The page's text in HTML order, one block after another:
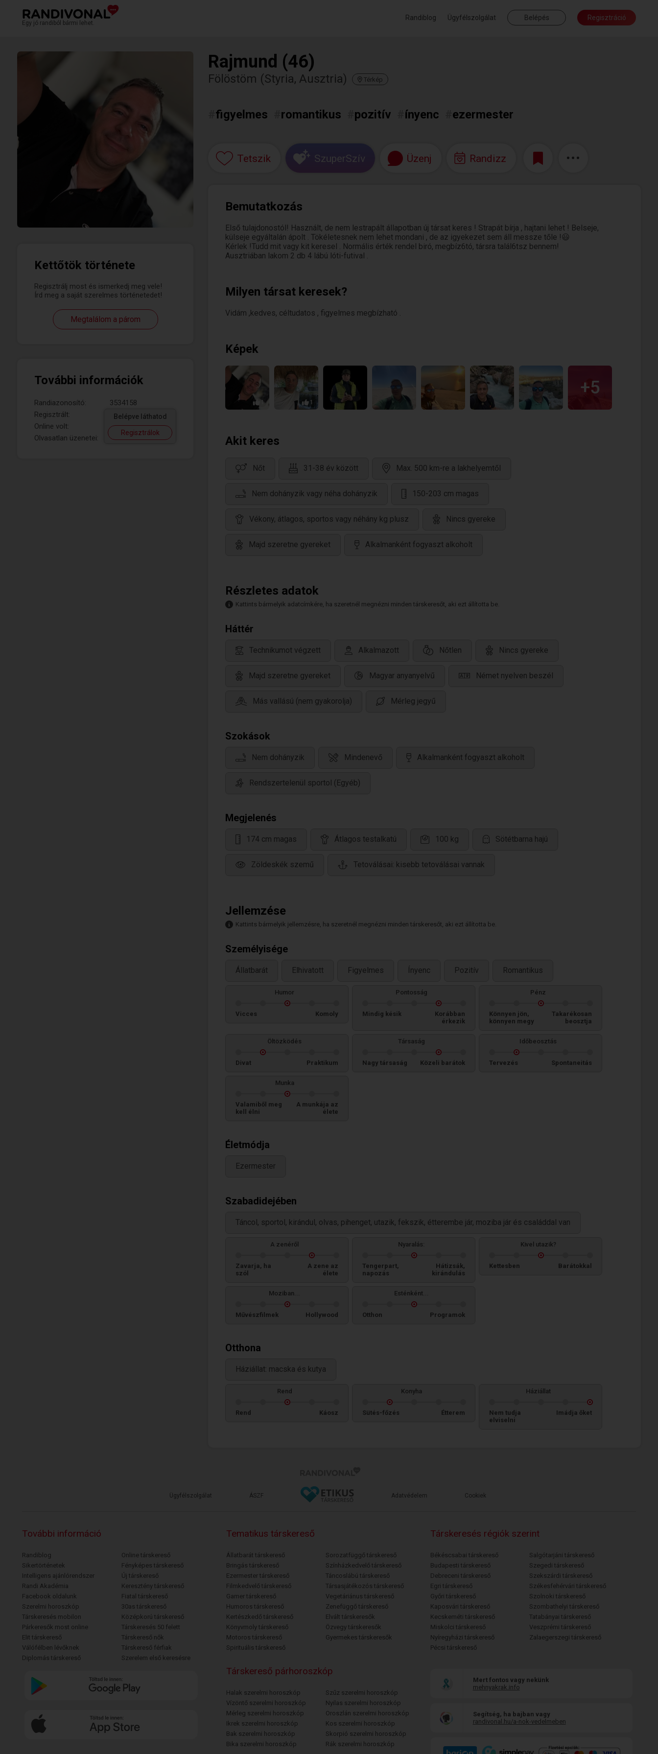
Egy jó randiból bármi lehet.
Randiblog Ügyfélszolgálat Belépés Regisztráció
Kettőtök története
Regisztrálj most és ismerkedj meg vele!
Írd meg a saját szerelmes történetedet!
Megtalálom a párom
További információk
Randiazonosító:
3534158
Regisztrált:
Online volt:
Olvasatlan üzenetei:
Belépve láthatod
Regisztrálok
Rajmund (46)
Fölöstöm (Styria, Ausztria) Térkép
figyelmes romantikus pozitív ínyenc ezermester
Tetszik SzuperSzív Üzenj Randizz
Bemutatkozás
Első tulajdonostól! Használt, de nem lestrapált állapotban új társat keres ! Strapát bírja , hajtani lehet ! Belseje,
külseje egyáltalán ápolt . Tökéletesnek nem lehet mondani , de az igyekezet sem áll messze tőle !😃
Kérlek !Tudd mit vagy kit keresel . Normális érték rendel biró, megbíz6tó, társra talál6tsz bennem!
Ausztriában lakom 2 db 4 lábú lóti-futival .
Milyen társat keresek?
Vidám ,kedves, céltudatos , figyelmes megbízható .
Képek
1 1
+5
Akit keres
Nőt 31-38 év között Max. 500 km-re a lakhelyemtől
Nem dohányzik vagy néha dohányzik 150-203 cm magas
Vékony, átlagos, sportos vagy néhány kg plusz Nincs gyereke
Majd szeretne gyereket Alkalmanként fogyaszt alkoholt
Részletes adatok
Kattints bármelyik adatcímkére, ha szeretnél megnézni minden társkeresőt, aki ezt állította be.
Háttér
Technikumot végzett Alkalmazott Nőtlen Nincs gyereke
Majd szeretne gyereket Magyar anyanyelvű Német nyelven beszél
Más vallású (nem gyakorolja) Mérleg jegyű
Szokások
Nem dohányzik Mindenevő Alkalmanként fogyaszt alkoholt
Rendszertelenül sportol (Egyéb)
Megjelenés
174 cm magas Átlagos testalkatú 100 kg Sötétbarna hajú
Zöldeskék szemű Tetoválásai: kisebb tetoválásai vannak
Jellemzése
Kattints bármelyik jellemzésre, ha szeretnél megnézni minden társkeresőt, aki ezt állította be.
Személyisége
Állatbarát Elhivatott Figyelmes Ínyenc Pozitív Romantikus
Humor
Vicces Komoly
Pontosság
Mindig késik
Korábban
érkezik
Pénz
Könnyen jön,
könnyen megy
Takarékosan
beosztja
Öltözködés
Divat Praktikum
Társaság
Nagy társaság Közeli barátok
Időbeosztás
Tervezés Spontaneitás
Munka
Valamiből meg
kell élni
A munkája az
élete
Életmódja
Ezermester
Szabadidejében
Táncol, sportol, kirándul, olvas, pihenget, utazik, fekszik, étterembe jár, moziba jár és családdal van
A zenéről
Zavarja, ha
szól
A zene az
élete
Nyaralás:
Tengerpart,
napozás
Hátizsák,
kirándulás
Kivel utazik?
Kettesben Barátokkal
Moziban...
Művészfilmek Hollywood
Esténként...
Otthon Programok
Otthona
Háziállat: macska és kutya
Rend
Rend Káosz
Konyha
Sütés-főzés Étterem
Háziállat
Nem tudja
elviselni
Imádja őket
Ügyfélszolgálat ÁSZF Adatvédelem Cookiek
További információ
Randiblog
Sikertörténetek
Intelligens ajánlórendszer
Randi Akadémia
Facebook oldalunk
Szerelmi horoszkóp
Társkeresés mobilon
Párkeresők most online
Elit társkereső
Válófélben lévőknek
Diplomás társkereső
Online társkereső
Fényképes társkereső
Új társkereső
Keresztény társkereső
Fiatal társkereső
30as társkereső
Középkorú társkereső
Társkeresés 50 felett
Társkereső nők
Társkereső férfiak
Szerelem első keresésre
Tematikus társkereső
Állatbarát társkereső
Bringás társkereső
Ezermester társkereső
Filmkedvelő társkereső
Gamer társkereső
Humoros társkereső
Kertészkedő társkereső
Könyvmoly társkereső
Motoros társkereső
Spirituális társkereső
Sorozatfüggő társkereső
Színházkedvelő társkereső
Táncoslábú társkereső
Társasjátékozós társkereső
Vegetáriánus társkereső
Zenefüggő társkereső
Elvált társkeresők
Özvegy társkeresők
Gyermekes társkeresők
Társkeresés régiók szerint
Békéscsabai társkereső
Budapesti társkereső
Debreceni társkereső
Egri társkereső
Győri társkereső
Kaposvári társkereső
Kecskeméti társkereső
Miskolci társkereső
Nyíregyházi társkereső
Pécsi társkereső
Salgótarjáni társkereső
Szegedi társkereső
Szekszárdi társkereső
Székesfehérvári társkereső
Szolnoki társkereső
Szombathelyi társkereső
Tatabányai társkereső
Veszprémi társkereső
Zalaegerszegi társkereső
Társkereső párhoroszkóp
Halak szerelmi horoszkóp
Vízöntő szerelmi horoszkóp
Mérleg szerelmi horoszkóp
Ikrek szerelmi horoszkóp
Bak szerelmi horoszkóp
Bika szerelmi horoszkóp
Szűz szerelmi horoszkóp
Nyilas szerelmi horoszkóp
Oroszlán szerelmi horoszkóp
Kos szerelmi horoszkóp
Skorpió szerelmi horoszkóp
Rák szerelmi horoszkóp
Mert fontos vagy nekünk
mehnyakrak.info
Segítség, ha bajban vagy
randivonal.hu/a-nok-vedelmeben